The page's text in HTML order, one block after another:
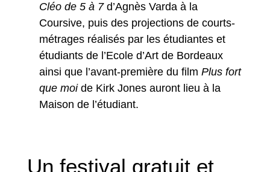
Cléo de 5 à 7d’Agnès Varda à la
Coursive, puis des projections de courts-
métrages réalisés par les étudiantes et
étudiants de l’Ecole d’Art de Bordeaux
ainsi que l’avant-première du film Plus fort
que moide Kirk Jones auront lieu à la
Maison de l’étudiant.
Un festival gratuit et